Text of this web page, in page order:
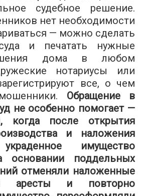
судебное решение.
нет необходимости
— можно сделать
и печатать нужные
дома в любом
нотариусы или
все, о чем
Обращение в
не особенно помогает —
когда после открытия
и наложения
имущество
основании поддельных
отменяли наложенные
аресты и повторно